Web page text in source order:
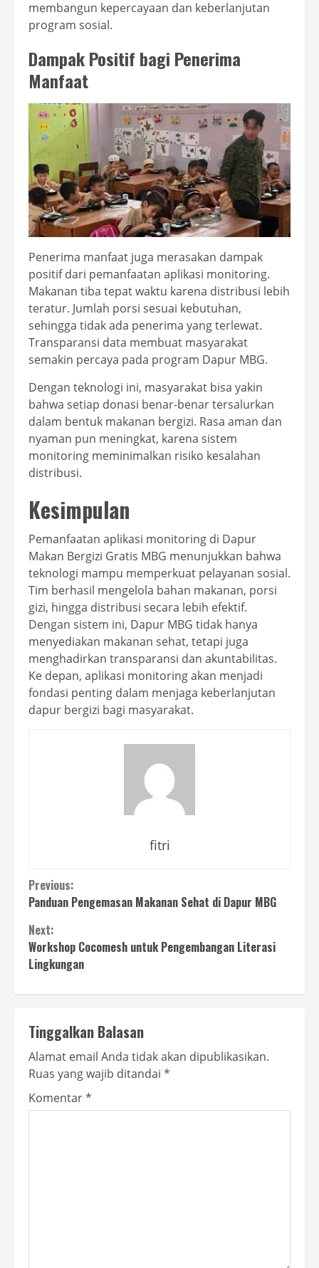
membangun kepercayaan dan keberlanjutan
program sosial.
Dampak Positif bagi Penerima
Manfaat
Penerima manfaat juga merasakan dampak
positif dari pemanfaatan aplikasi monitoring.
Makanan tiba tepat waktu karena distribusi lebih
teratur. Jumlah porsi sesuai kebutuhan,
sehingga tidak ada penerima yang terlewat.
Transparansi data membuat masyarakat
semakin percaya pada program Dapur MBG.
Dengan teknologi ini, masyarakat bisa yakin
bahwa setiap donasi benar-benar tersalurkan
dalam bentuk makanan bergizi. Rasa aman dan
nyaman pun meningkat, karena sistem
monitoring meminimalkan risiko kesalahan
distribusi.
Kesimpulan
Pemanfaatan aplikasi monitoring di Dapur
Makan Bergizi Gratis MBG menunjukkan bahwa
teknologi mampu memperkuat pelayanan sosial.
Tim berhasil mengelola bahan makanan, porsi
gizi, hingga distribusi secara lebih efektif.
Dengan sistem ini, Dapur MBG tidak hanya
menyediakan makanan sehat, tetapi juga
menghadirkan transparansi dan akuntabilitas.
Ke depan, aplikasi monitoring akan menjadi
fondasi penting dalam menjaga keberlanjutan
dapur bergizi bagi masyarakat.
fitri
Continue
Reading
Previous:
Panduan Pengemasan Makanan Sehat di Dapur MBG
Next:
Workshop Cocomesh untuk Pengembangan Literasi
Lingkungan
Tinggalkan Balasan
Alamat email Anda tidak akan dipublikasikan.
Ruas yang wajib ditandai *
Komentar*